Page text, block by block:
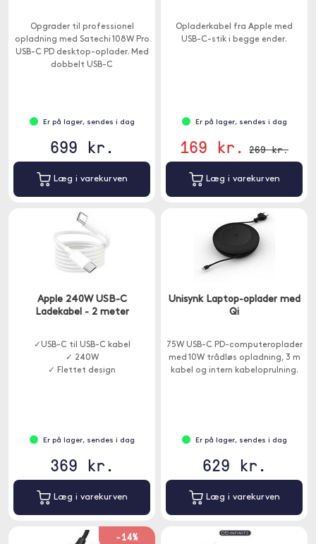
Opgrader til professionel
opladning med Satechi 108W Pro
USB-C PD desktop-oplader. Med
dobbelt USB-C
strømdeling.
Er på lager, sendes i dag
699 kr.
Læg i varekurven
Opladerkabel fra Apple med
USB-C-stik i begge ender.
Er på lager, sendes i dag
169 kr. 269 kr.
Læg i varekurven
Apple 240W USB-C
Ladekabel - 2 meter
✓USB-C til USB-C kabel
✓ 240W
✓ Flettet design
Er på lager, sendes i dag
369 kr.
Læg i varekurven
Unisynk Laptop-oplader med
Qi
75W USB-C PD-computeroplader
med 10W trådløs opladning, 3 m
kabel og intern kabeloprulning.
Er på lager, sendes i dag
629 kr.
Læg i varekurven
-14%